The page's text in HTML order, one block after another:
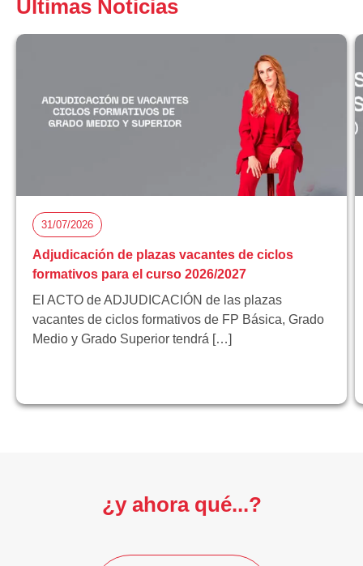
Últimas Noticias
31/07/2026
Adjudicación de plazas vacantes de ciclos
formativos para el curso 2026/2027
El ACTO de ADJUDICACIÓN de las plazas
vacantes de ciclos formativos de FP Básica, Grado
Medio y Grado Superior tendrá […]
¿y ahora qué...?